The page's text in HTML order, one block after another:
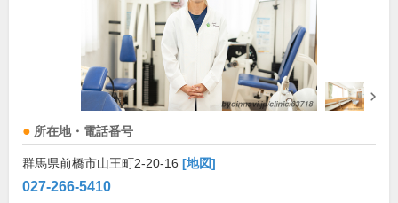
所在地・電話番号
群馬県前橋市山王町2-20-16 [地図]
027-266-5410